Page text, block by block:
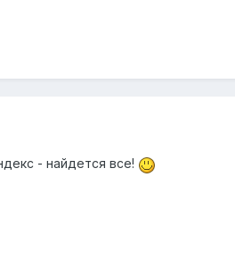
- найдется все!